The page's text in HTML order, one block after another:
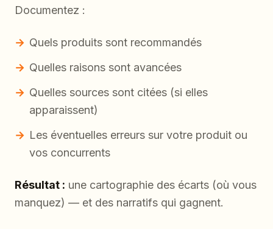
Documentez :
Quels produits sont recommandés
Quelles raisons sont avancées
Quelles sources sont citées (si elles
apparaissent)
Les éventuelles erreurs sur votre produit ou
vos concurrents
Résultat : une cartographie des écarts (où vous
manquez) — et des narratifs qui gagnent.